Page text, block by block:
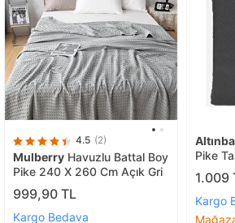
4.5 (2)
Mulberry Havuzlu Battal Boy
Pike 240 X 260 Cm Açık Gri
999,90 TL
Kargo Bedava
Pike
1.009
Kargo